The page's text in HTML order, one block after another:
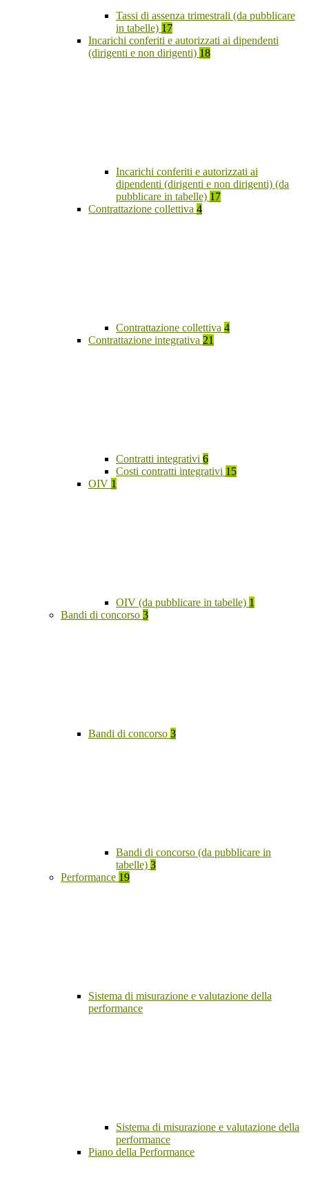
Tassi di assenza trimestrali (da pubblicare
in tabelle) 17
Incarichi conferiti e autorizzati ai dipendenti
(dirigenti e non dirigenti) 18
Incarichi conferiti e autorizzati ai
dipendenti (dirigenti e non dirigenti) (da
pubblicare in tabelle) 17
Contrattazione collettiva 4
Contrattazione collettiva 4
Contrattazione integrativa 21
Contratti integrativi 6
Costi contratti integrativi 15
OIV 1
OIV (da pubblicare in tabelle) 1
Bandi di concorso 3
Bandi di concorso 3
Bandi di concorso (da pubblicare in
tabelle) 3
Performance 19
Sistema di misurazione e valutazione della
performance
Sistema di misurazione e valutazione della
performance
Piano della Performance